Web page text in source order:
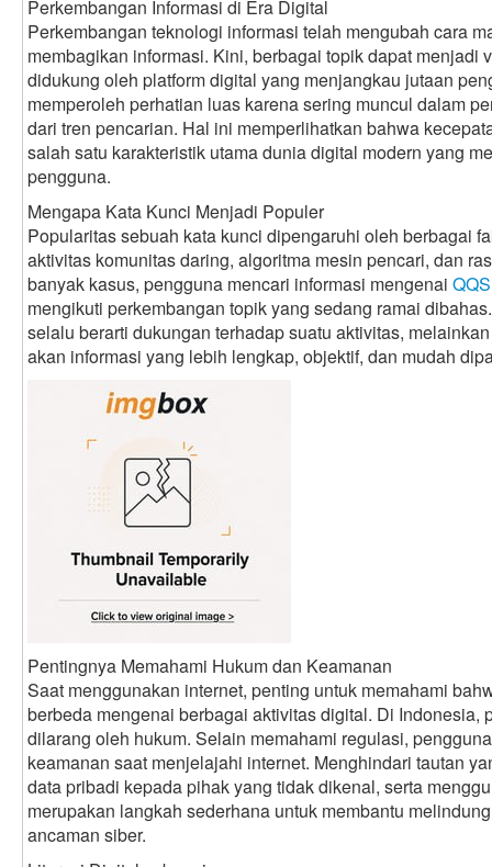
Perkembangan Informasi di Era Digital
Perkembangan teknologi informasi telah mengubah cara
membagikan informasi. Kini, berbagai topik dapat menjadi
didukung oleh platform digital yang menjangkau jutaan
memperoleh perhatian luas karena sering muncul dalam
dari tren pencarian. Hal ini memperlihatkan bahwa
salah satu karakteristik utama dunia digital modern yang
pengguna.
Mengapa Kata Kunci Menjadi Populer
Popularitas sebuah kata kunci dipengaruhi oleh berbagai
aktivitas komunitas daring, algoritma mesin pencari, dan
banyak kasus, pengguna mencari informasi mengenai
mengikuti perkembangan topik yang sedang ramai
selalu berarti dukungan terhadap suatu aktivitas,
akan informasi yang lebih lengkap, objektif, dan mudah
Pentingnya Memahami Hukum dan Keamanan
Saat menggunakan internet, penting untuk memahami
berbeda mengenai berbagai aktivitas digital. Di Indonesia,
dilarang oleh hukum. Selain memahami regulasi,
keamanan saat menjelajahi internet. Menghindari tautan
data pribadi kepada pihak yang tidak dikenal, serta
merupakan langkah sederhana untuk membantu
ancaman siber.